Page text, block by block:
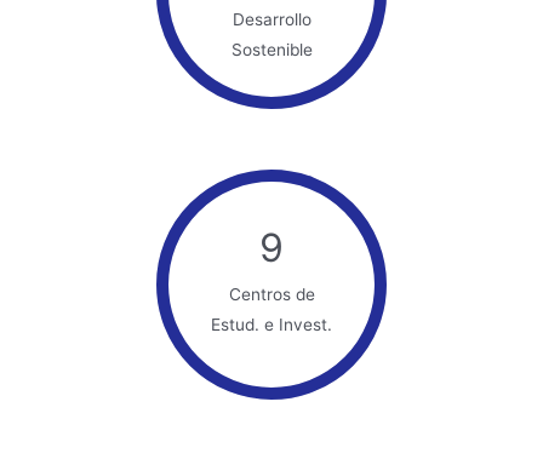
Desarrollo
Sostenible
9
Centros de
Estud. e Invest.